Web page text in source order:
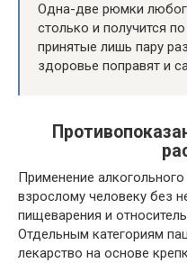
Одна-две рюмки
столько и получится
принятые лишь пару
здоровье поправят и
Применение
взрослому человеку без
пищеварения и
Отдельным категориям
лекарство на основе